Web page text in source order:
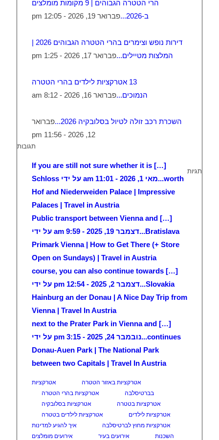
הרי הטטרה הגבוהים | 9 מקומות מומלצים
ב-2026...
פברואר 19, 2026 - 12:05 pm
דירות נופש וצימרים בהרי הטטרה הגבוהים 2026 |
המלצות מטיילים...פברואר 17, 2026 - 1:25 pm
13 אטרקציות לילדים בהרי הטטרה
הנמוכים...פברואר 16, 2026 - 8:12 am
השכרת רכב זולה לטיול בסלובקיה 2026...
פברואר
12, 2026 - 11:56 pm
תגובות
[…] If you are still not sure whether it is
worth...
מאי 1, 2026 - 11:01 am על ידי Schloss
Hof and Niederweiden Palace | Impressive
Palaces | Travel in Austria
[…] Public transport between Vienna and
Bratislava...
דצמבר 19, 2025 - 9:59 am על ידי
Primark Vienna | How to Get There (+ Store
Open on Sundays) | Travel in Austria
[…] course, you can also continue towards
Slovakia...
דצמבר 2, 2025 - 12:54 pm על ידי
Hainburg an der Donau | A Nice Day Trip from
Vienna | Travel In Austria
[…] next to the Prater Park in Vienna and
continues...
נובמבר 24, 2025 - 3:15 pm על ידי
Donau-Auen Park | The National Park
between two Capitals | Travel In Austria
תגיות
אטרקציות באזור הטטרה
אטרקציות
בברטיסלבה
אטרקציות בהרי הטטרה
אטרקציות בטטרה
אטרקציות בסלובקיה
אטרקציות לילדים
אטרקציות לילדים בטטרה
אטרקציות מחוץ לברטיסלבה
איך להגיע למדינות
השכנות
אירועים בעיר
אירועים מומלצים